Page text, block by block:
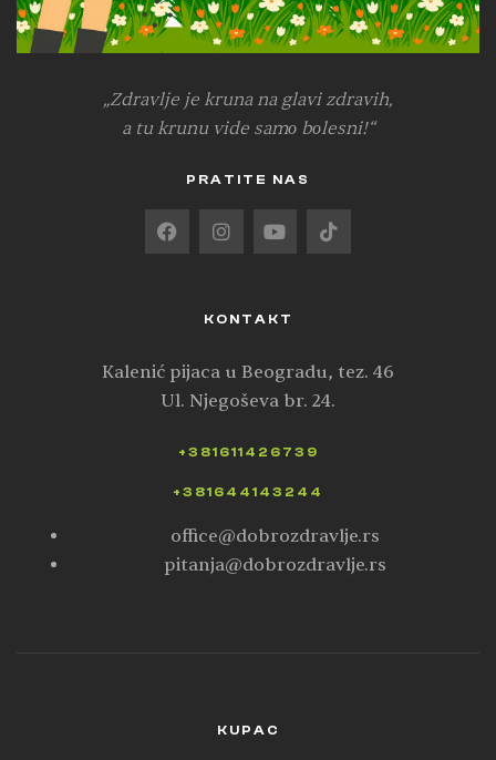
„Zdravlje je kruna na glavi zdravih,
a tu krunu vide samо bоlesni!“
PRATITE NAS
KUPAC
KONTAKT
Kalenić pijaca u Beogradu, tez. 46
Ul. Njegoševa br. 24.
+381611426739
+381644143244
office@dobrozdravlje.rs
pitanja@dobrozdravlje.rs